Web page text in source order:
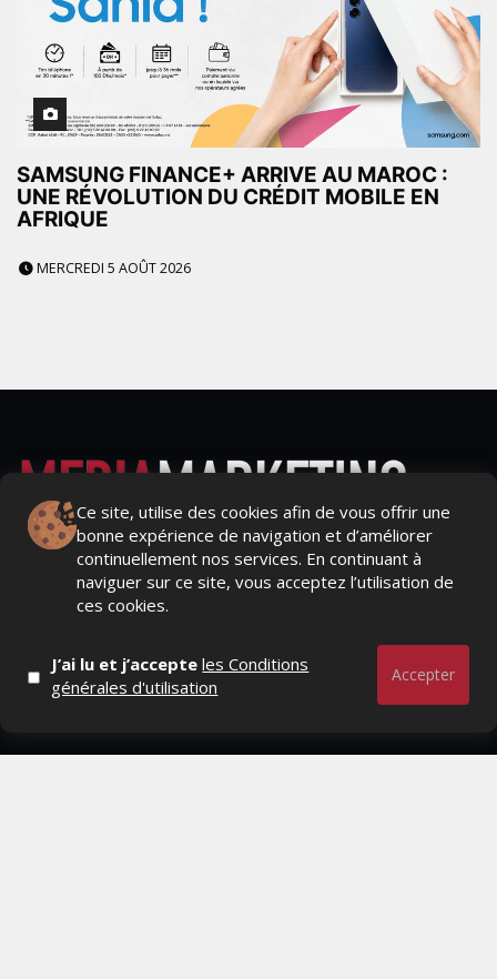
SAMSUNG FINANCE+ ARRIVE AU MAROC :
UNE RÉVOLUTION DU CRÉDIT MOBILE EN
AFRIQUE
MERCREDI 5 AOÛT 2026
Ce site, utilise des cookies afin de vous offrir une
bonne expérience de navigation et d’améliorer
continuellement nos services. En continuant à
naviguer sur ce site, vous acceptez l’utilisation de
ces cookies.
J’ai lu et j’accepteles Conditions
générales d'utilisation
Accepter
Actualités Média, Actualités Com/Market/Ntic, Actualités
Distrib, Dossier, Interview, Stratégies, Communication,
Marques avenue, Relations presse, Créa, Baromètre,
People, Métier, Profil...
RESTER CONNECTÉ